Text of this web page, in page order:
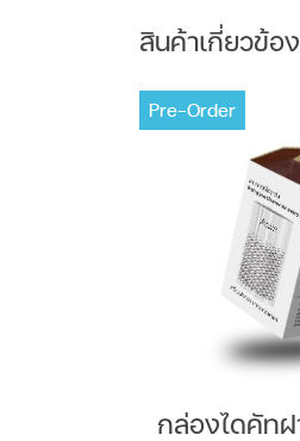
สินค้าเกี่ยวข้อง
Pre-Order